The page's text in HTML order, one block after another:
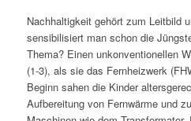
Nachhaltigkeit gehört zum Leitbild
sensibilisiert man schon die
Thema? Einen unkonventionellen
(1-3), als sie das Fernheizwerk
Beginn sahen die Kinder
Aufbereitung von Fernwärme und